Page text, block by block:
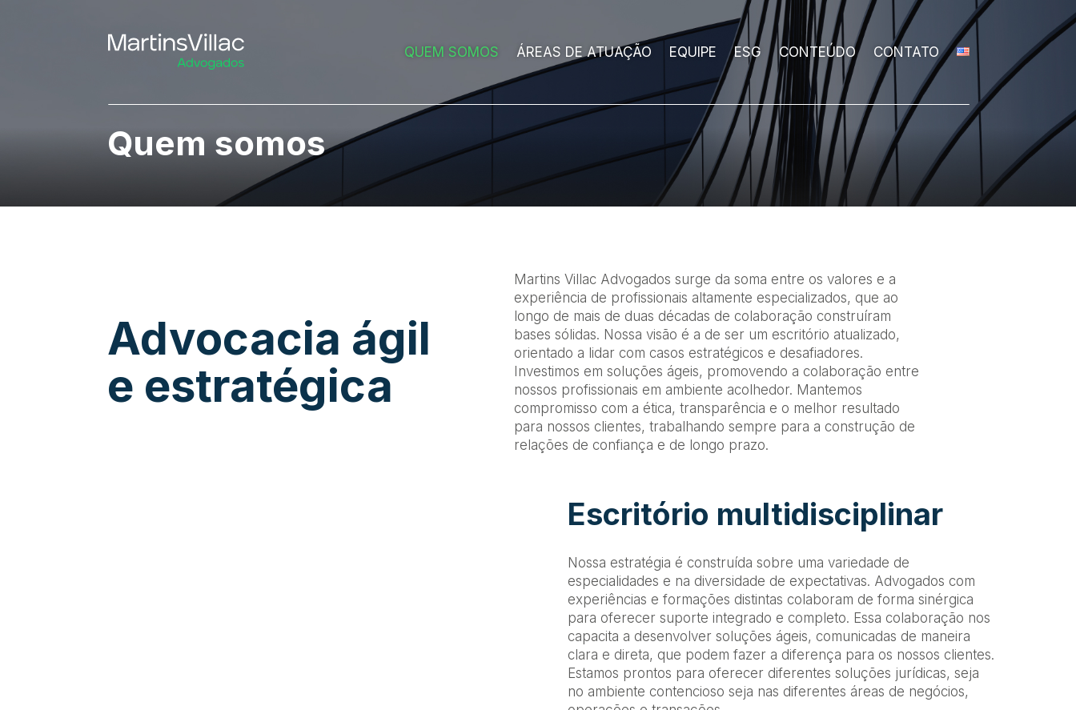
QUEM SOMOS ÁREAS DE ATUAÇÃO EQUIPE ESG CONTEÚDO CONTATO
Quem somos
Advocacia ágil
e estratégica
Martins Villac Advogados surge da soma entre os valores e a
experiência de profissionais altamente especializados, que ao
longo de mais de duas décadas de colaboração construíram
bases sólidas. Nossa visão é a de ser um escritório atualizado,
orientado a lidar com casos estratégicos e desafiadores.
Investimos em soluções ágeis, promovendo a colaboração entre
nossos profissionais em ambiente acolhedor. Mantemos
compromisso com a ética, transparência e o melhor resultado
para nossos clientes, trabalhando sempre para a construção de
relações de confiança e de longo prazo.
Escritório multidisciplinar
Nossa estratégia é construída sobre uma variedade de
especialidades e na diversidade de expectativas. Advogados com
experiências e formações distintas colaboram de forma sinérgica
para oferecer suporte integrado e completo. Essa colaboração nos
capacita a desenvolver soluções ágeis, comunicadas de maneira
clara e direta, que podem fazer a diferença para os nossos clientes.
Estamos prontos para oferecer diferentes soluções jurídicas, seja
no ambiente contencioso seja nas diferentes áreas de negócios,